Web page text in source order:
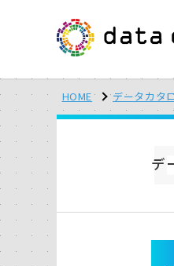
HOME データカタ
デ